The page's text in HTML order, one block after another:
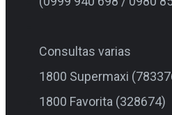
Consultas varias
1800 Supermaxi
1800 Favorita (328674)